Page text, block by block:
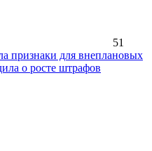
51
признаки для внеплановых
о росте штрафов